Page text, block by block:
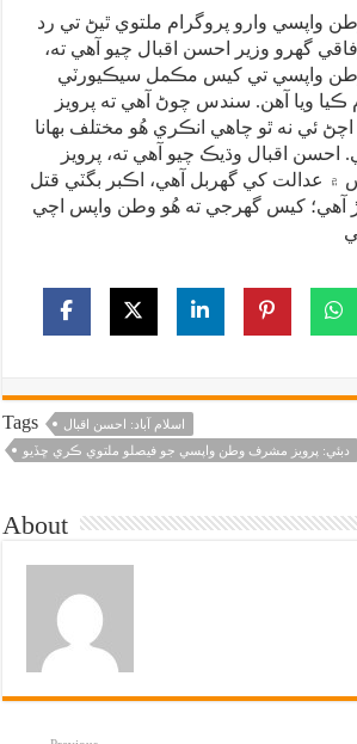
واپسي وارو پروگرام ملتوي ٿيڻ تي رد
گهرو وزير احسن اقبال چيو آهي ته،
واپسي تي کيس مڪمل سيڪيورٽي
ڪيا ويا آهن. سندس چوڻ آهي ته پرويز
ئي نه ٿو چاهي انڪري هُو مختلف بهانا
احسن اقبال وڌيڪ چيو آهي ته، پرويز
عدالت کي گهربل آهي، اڪبر بگٽي قتل
آهي؛ کيس گهرجي ته هُو وطن واپس اچي
Tags
اسلام آباد: احسن اقبال
دبئي: پرويز مشرف وطن واپسي جو فيصلو ملتوي ڪري ڇڏيو
About